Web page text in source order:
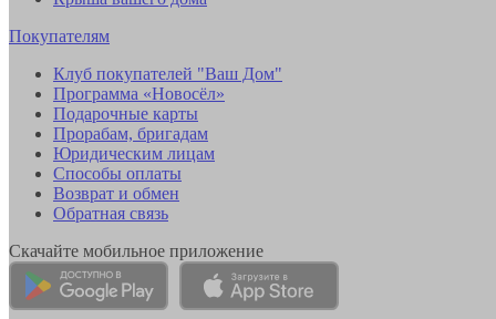
Покупателям
Клуб покупателей "Ваш Дом"
Программа «Новосёл»
Подарочные карты
Прорабам, бригадам
Юридическим лицам
Способы оплаты
Возврат и обмен
Обратная связь
Скачайте мобильное приложение